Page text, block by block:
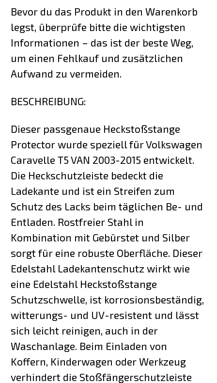
Bevor du das Produkt in den Warenkorb
legst, überprüfe bitte die wichtigsten
Informationen – das ist der beste Weg,
um einen Fehlkauf und zusätzlichen
Aufwand zu vermeiden.
BESCHREIBUNG:
Dieser passgenaue Heckstoßstange
Protector wurde speziell für Volkswagen
Caravelle T5 VAN 2003-2015 entwickelt.
Die Heckschutzleiste bedeckt die
Ladekante und ist ein Streifen zum
Schutz des Lacks beim täglichen Be- und
Entladen. Rostfreier Stahl in
Kombination mit Gebürstet und Silber
sorgt für eine robuste Oberfläche. Dieser
Edelstahl Ladekantenschutz wirkt wie
eine Edelstahl Heckstoßstange
Schutzschwelle, ist korrosionsbeständig,
witterungs- und UV-resistent und lässt
sich leicht reinigen, auch in der
Waschanlage. Beim Einladen von
Koffern, Kinderwagen oder Werkzeug
verhindert die Stoßfängerschutzleiste